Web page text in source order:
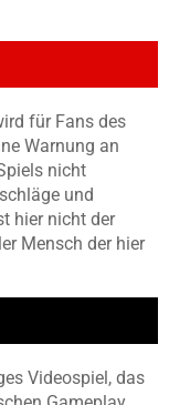
für Fans des
Warnung an
nicht
und
hier nicht der
Mensch der hier
Videospiel, das